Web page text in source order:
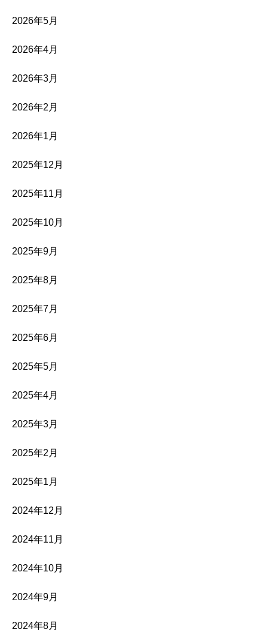
2026年5月
2026年4月
2026年3月
2026年2月
2026年1月
2025年12月
2025年11月
2025年10月
2025年9月
2025年8月
2025年7月
2025年6月
2025年5月
2025年4月
2025年3月
2025年2月
2025年1月
2024年12月
2024年11月
2024年10月
2024年9月
2024年8月